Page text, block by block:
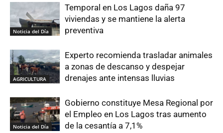
Noticia del Día
Temporal en Los Lagos daña 97
viviendas y se mantiene la alerta
preventiva
AGRICULTURA
Experto recomienda trasladar animales
a zonas de descanso y despejar
drenajes ante intensas lluvias
Noticia del Día
Gobierno constituye Mesa Regional por
el Empleo en Los Lagos tras aumento
de la cesantía a 7,1%